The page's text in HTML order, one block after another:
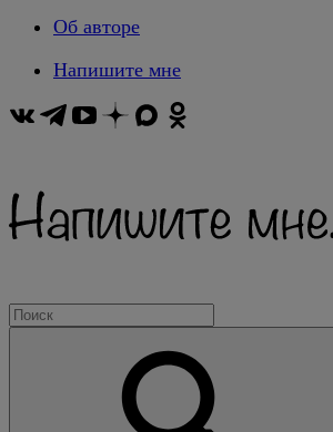
Об авторе
Напишите мне